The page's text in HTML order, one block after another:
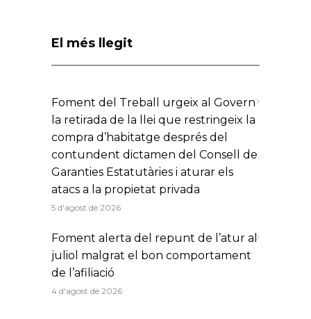
El més llegit
Foment del Treball urgeix al Govern
la retirada de la llei que restringeix la
compra d’habitatge després del
contundent dictamen del Consell de
Garanties Estatutàries i aturar els
atacs a la propietat privada
5 d'agost de 2026
Foment alerta del repunt de l’atur al
juliol malgrat el bon comportament
de l’afiliació
4 d'agost de 2026